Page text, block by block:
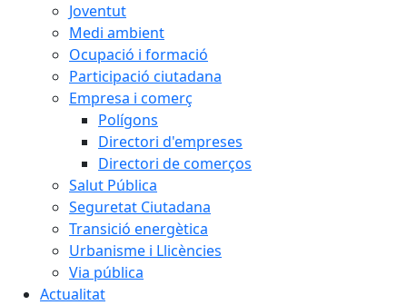
Joventut
Medi ambient
Ocupació i formació
Participació ciutadana
Empresa i comerç
Polígons
Directori d'empreses
Directori de comerços
Salut Pública
Seguretat Ciutadana
Transició energètica
Urbanisme i Llicències
Via pública
Actualitat